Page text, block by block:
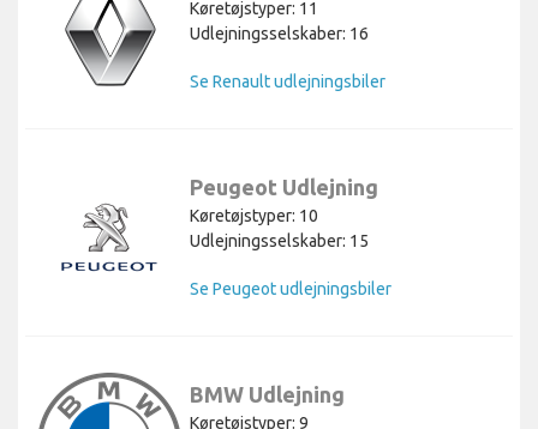
Køretøjstyper: 11
Udlejningsselskaber: 16
Se Renault udlejningsbiler
Peugeot Udlejning
Køretøjstyper: 10
Udlejningsselskaber: 15
Se Peugeot udlejningsbiler
BMW Udlejning
Køretøjstyper: 9